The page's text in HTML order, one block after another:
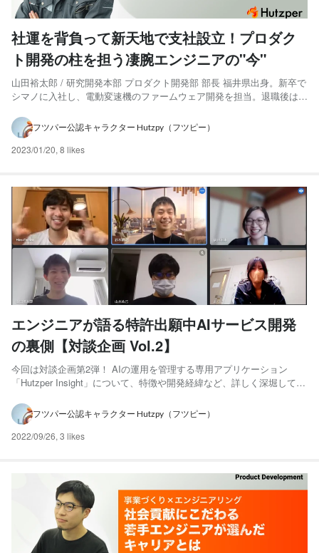
社運を背負って新天地で支社設立！プロダク
ト開発の柱を担う凄腕エンジニアの"今"
山田裕太郎 / 研究開発本部 プロダクト開発部 部長 福井県出身。新卒で
シマノに入社し、電動変速機のファームウェア開発を担当。退職後は自
ーでは主にwebエンジニアとしてアプリケーション開発を担当する傍
ら、AIモデル構築も経験。2022年8月に設...
フツパー公認キャラクター Hutzpy（フツピー）
2023/01/20,8 likes
エンジニアが語る特許出願中AIサービス開発
の裏側【対談企画 Vol.2】
今回は対談企画第2弾！ AIの運用を管理する専用アプリケーション
「Hutzper Insight」について、特徴や開発経緯など、詳しく深堀してい
島大学工学部卒業。専攻テーマは製造プロセスの最適化。新卒で日東
電工に入社し、ICT部門の法人営業...
フツパー公認キャラクター Hutzpy（フツピー）
2022/09/26,3 likes